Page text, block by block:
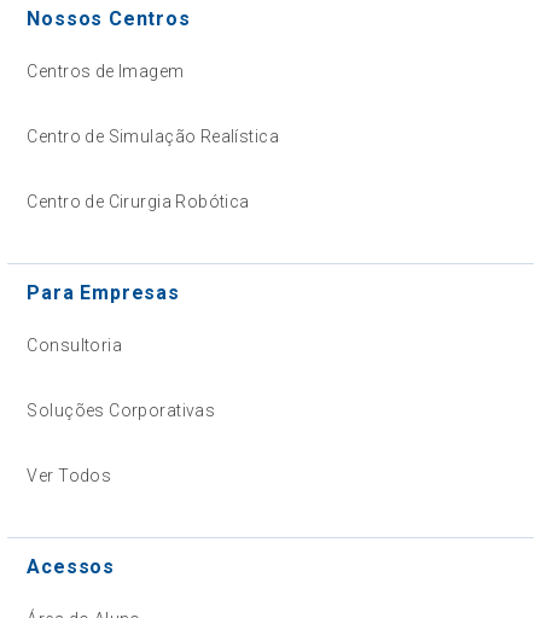
Nossos Centros
Centros de Imagem
Centro de Simulação Realística
Centro de Cirurgia Robótica
Para Empresas
Consultoria
Soluções Corporativas
Ver Todos
Acessos